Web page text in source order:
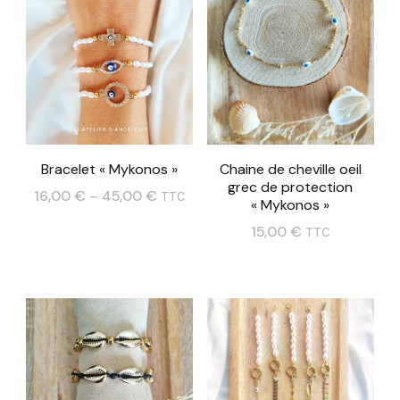
Bracelet « Mykonos »
16,00 € – 45,00 € TTC
plusieurs
variations.
Les
Chaine de cheville oeil
grec de protection
« Mykonos »
15,00 € TTC